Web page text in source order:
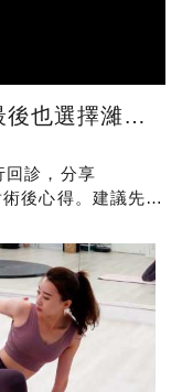
處理近視與老花！
回診，分享
後心得。建議先做